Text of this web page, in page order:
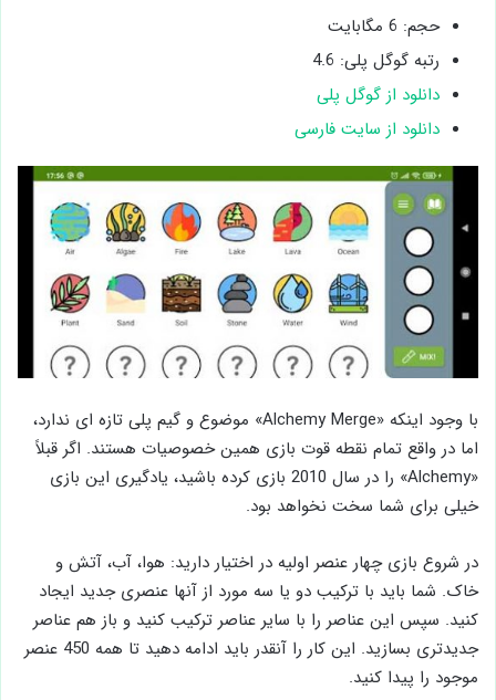
حجم: 6 مگابایت
رتبه گوگل پلی: 4.6
دانلود از گوگل پلی
دانلود از سایت فارسی
با وجود اینکه «Alchemy Merge» موضوع و گیم پلی تازه ای ندارد،
اما در واقع تمام نقطه قوت بازی همین خصوصیات هستند. اگر قبلاً
«Alchemy» را در سال 2010 بازی کرده باشید، یادگیری این بازی
خیلی برای شما سخت نخواهد بود.
در شروع بازی چهار عنصر اولیه در اختیار دارید: هوا، آب، آتش و
خاک. شما باید با ترکیب دو یا سه مورد از آنها عنصری جدید ایجاد
کنید. سپس این عناصر را با سایر عناصر ترکیب کنید و باز هم عناصر
جدیدتری بسازید. این کار را آنقدر باید ادامه دهید تا همه 450 عنصر
موجود را پیدا کنید.